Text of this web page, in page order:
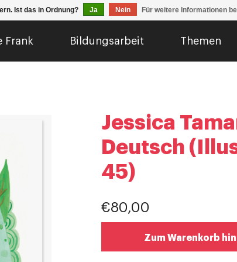
Frank Bildungsarbeit Themen
Jessica
Deutsch
45)
€80,00
Zum Warenkorb
Ist das in Ordnung? Ja Nein Für weitere Informationen